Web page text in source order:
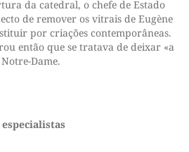
da catedral, o chefe de Estado
de remover os vitrais de Eugène
por criações contemporâneas.
então que se tratava de deixar «a
Dame.